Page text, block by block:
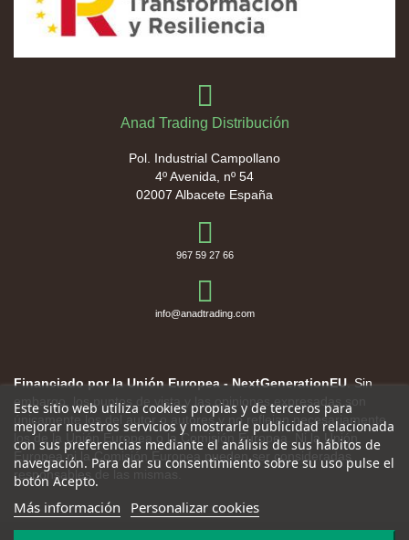
Anad Trading Distribución
Pol. Industrial Campollano
4º Avenida, nº 54
02007 Albacete España
967 59 27 66
info@anadtrading.com
Financiado por la Unión Europea - NextGenerationEU . Sin
embargo, los puntos de vista y las opiniones expresadas son
únicamente los del autor o autores y no reflejan necesariamente
los de la Unión Europea o la Comisión Europea. Ni la Unión
Europea ni la Comisión Europea pueden ser consideradas
responsables de las mismas.
Este sitio web utiliza cookies propias y de terceros para
mejorar nuestros servicios y mostrarle publicidad relacionada
con sus preferencias mediante el análisis de sus hábitos de
navegación. Para dar su consentimiento sobre su uso pulse el
botón Acepto.
Más información Personalizar cookies